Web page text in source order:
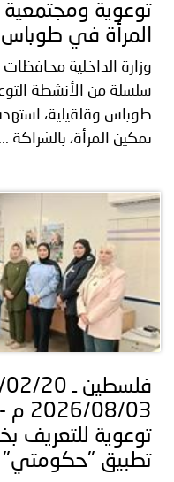
توعوية ومجتمعية
المرأة في طوباس
وزارة الداخلية محافظات
سلسلة من الأنشطة
طوباس وقلقيلية،
تمكين المرأة، بالشراكة ...
توعوية للتعريف
تطبيق